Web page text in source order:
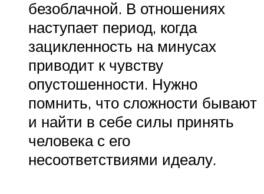
безоблачной. В отношениях
наступает период, когда
зацикленность на минусах
приводит к чувству
опустошенности. Нужно
помнить, что сложности бывают
и найти в себе силы принять
человека с его
несоответствиями идеалу.